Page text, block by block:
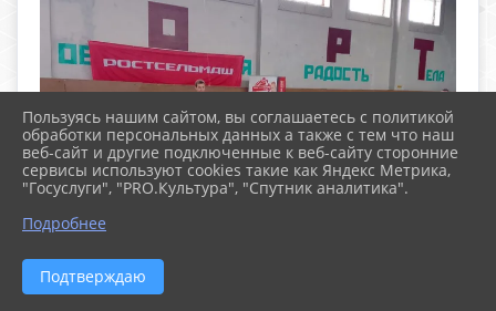
Пользуясь нашим сайтом, вы соглашаетесь с политикой
обработки персональных данных а также с тем что наш
веб-сайт и другие подключенные к веб-сайту сторонние
сервисы используют cookies такие как Яндекс Метрика,
"Госуслуги", "PRO.Культура", "Спутник аналитика".
Подробнее
Подтверждаю